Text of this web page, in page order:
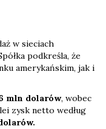
w sieciach
podkreśla, że
amerykańskim, jak i
mln dolarów, wobec
zysk netto według